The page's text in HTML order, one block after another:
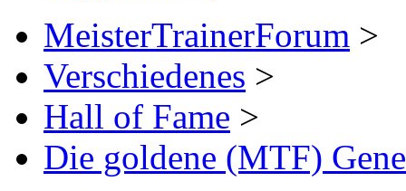
MeisterTrainerForum >
Verschiedenes >
Hall of Fame >
Die goldene (MTF)